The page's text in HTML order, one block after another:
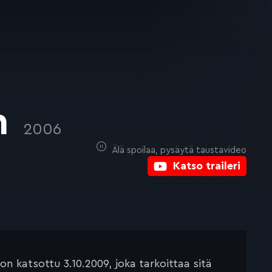
Katso traileri
Älä spoilaa, pysäytä taustavideo
2006
katsottu 3.10.2009, joka tarkoittaa sitä